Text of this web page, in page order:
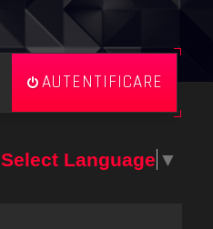
AUTENTIFICARE
Select Language ▼